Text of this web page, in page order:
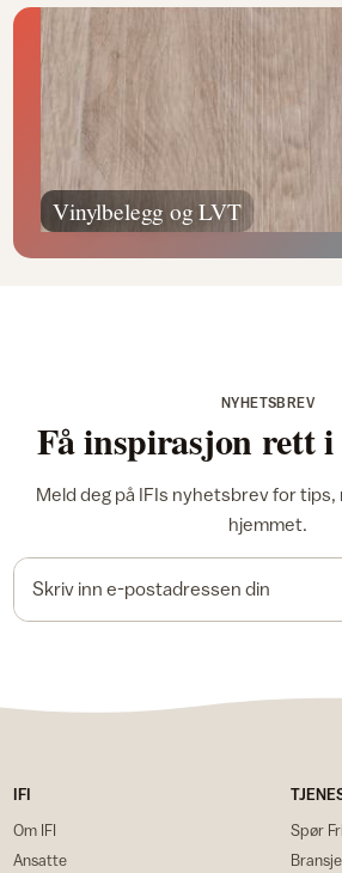
Vinylbelegg og LVT
NYHETSBREV
Få inspirasjon rett
Meld deg på IFIs nyhetsbrev for tips,
hjemmet.
IFI
Om IFI
Ansatte
Spør